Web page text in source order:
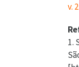
v.
1. Silva SM. Fatores de virulência microbianos e terapias emergentes. S586f. Organizadores: Barbosa AV, Silva SM, Silva FHS, Assunção MAS, Anjos FBR. São